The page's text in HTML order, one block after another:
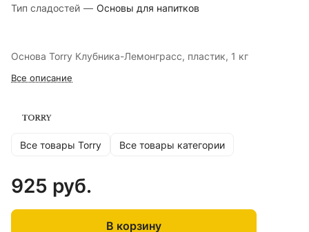
Тип сладостей — Основы для напитков
Основа Torry Клубника-Лемонграсс, пластик, 1 кг
Все описание
Все товары Torry Все товары категории
925 руб.
В корзину